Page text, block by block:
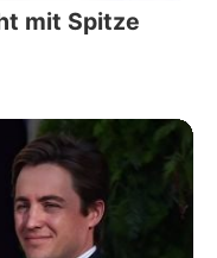
mit Spitze